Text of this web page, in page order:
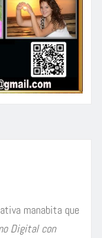
manabita que
Digital con